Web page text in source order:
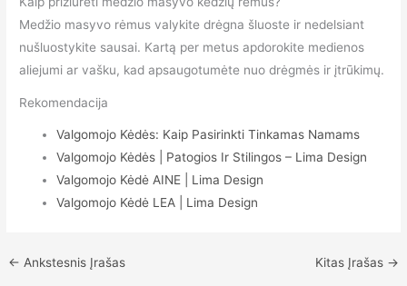
Medžio masyvo rėmus valykite drėgna šluoste ir nedelsiant
nušluostykite sausai. Kartą per metus apdorokite medienos
aliejumi ar vašku, kad apsaugotumėte nuo drėgmės ir įtrūkimų.
Rekomendacija
Valgomojo Kėdės: Kaip Pasirinkti Tinkamas Namams
Valgomojo Kėdės | Patogios Ir Stilingos – Lima Design
Valgomojo Kėdė AINE | Lima Design
Valgomojo Kėdė LEA | Lima Design
← Ankstesnis Įrašas Kitas Įrašas →